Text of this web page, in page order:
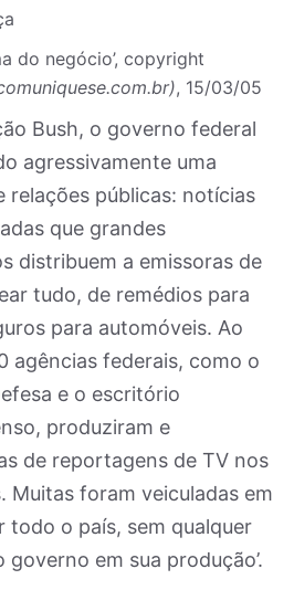
do negócio’, copyright
, 15/03/05
Bush, o governo federal
agressivamente uma
públicas: notícias
que grandes
distribuem a emissoras de
tudo, de remédios para
para automóveis. Ao
agências federais, como o
e o escritório
produziram e
de reportagens de TV nos
Muitas foram veiculadas em
todo o país, sem qualquer
em sua produção’.